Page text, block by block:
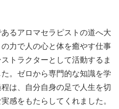
るアロマセラピストの道へ大
力で人の心と体を癒やす仕事
トラクターとして活動するま
。ゼロから専門的な知識を学
は、自分自身の足で人生を切
感をもたらしてくれました。